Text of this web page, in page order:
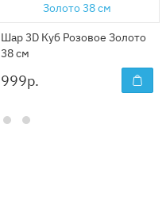
Шар 3D Куб Розовое Золото
38 см
999р.